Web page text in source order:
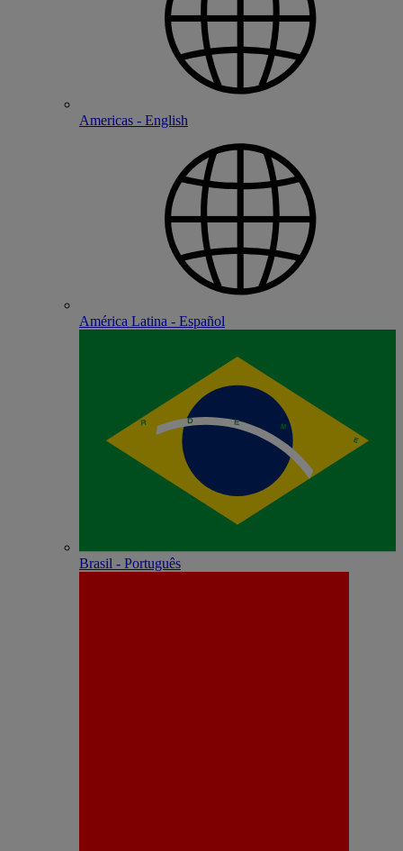
Americas - English
América Latina - Español
Brasil - Português